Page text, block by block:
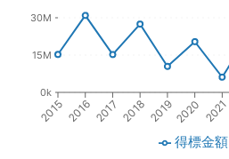
2015 2016 2017 2018 20192020 2021
0k
15M
30M
得標金額